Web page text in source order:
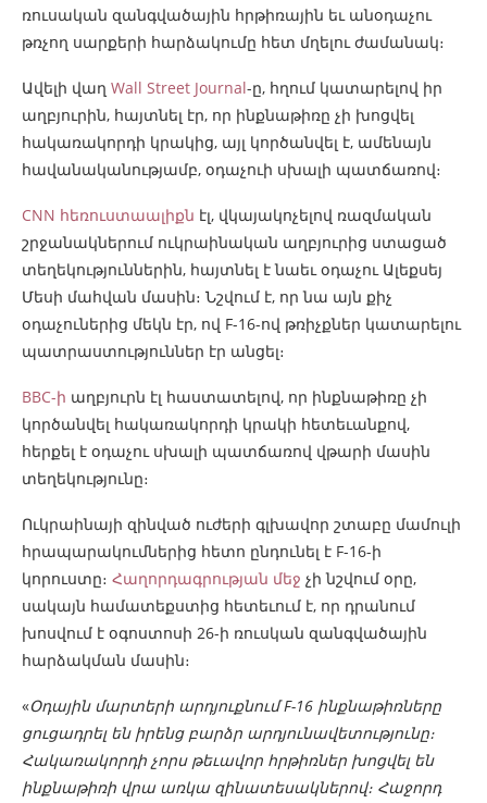
ռուսական զանգվածային հրթիռային եւ անօդաչու
թռչող սարքերի հարձակումը հետ մղելու ժամանակ։
Ավելի վաղ Wall Street Journal-ը, հղում կատարելով իր
աղբյուրին, հայտնել էր, որ ինքնաթիռը չի խոցվել
հակառակորդի կրակից, այլ կործանվել է, ամենայն
հավանականությամբ, օդաչուի սխալի պատճառով։
CNN հեռուստաալիքն էլ, վկայակոչելով ռազմական
շրջանակներում ուկրաինական աղբյուրից ստացած
տեղեկություններին, հայտնել է նաեւ օդաչու Ալեքսեյ
Մեսի մահվան մասին։ Նշվում է, որ նա այն քիչ
օդաչուներից մեկն էր, ով F-16-ով թռիչքներ կատարելու
պատրաստություններ էր անցել։
BBC-ի աղբյուրն էլ հաստատելով, որ ինքնաթիռը չի
կործանվել հակառակորդի կրակի հետեւանքով,
հերքել է օդաչու սխալի պատճառով վթարի մասին
տեղեկությունը։
Ուկրաինայի զինված ուժերի գլխավոր շտաբը մամուլի
հրապարակումներից հետո ընդունել է F-16-ի
կորուստը։ Հաղորդագրության մեջ չի նշվում օրը,
սակայն համատեքստից հետեւում է, որ դրանում
խոսվում է օգոստոսի 26-ի ռուսկան զանգվածային
հարձակման մասին։
«Օդային մարտերի արդյուքնում F-16 ինքնաթիռները
ցուցադրել են իրենց բարձր արդյունավետությունը։
Հակառակորդի չորս թեւավոր հրթիռներ խոցվել են
ինքնաթիռի վրա առկա զինատեսակներով։ Հաջորդ